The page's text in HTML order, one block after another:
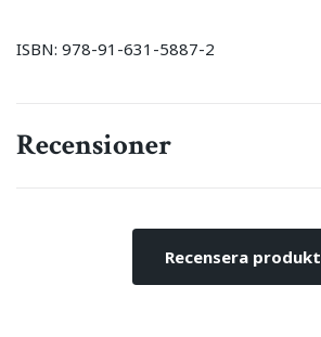
ISBN: 978-91-631-5887-2
Recensioner
Recensera produkt